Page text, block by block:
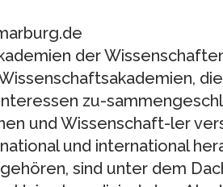
der
zu-
und Wissenschaft-ler
und international
sind unter dem